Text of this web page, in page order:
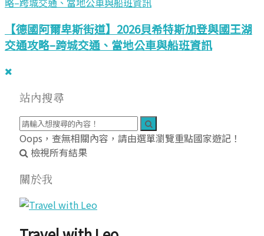
【德國阿爾卑斯街道】2026貝希特斯加登與國王湖
交通攻略–跨城交通、當地公車與船班資訊
站內搜尋
Oops，查無相關內容，請由選單瀏覽重點國家遊記！
檢視所有結果
關於我